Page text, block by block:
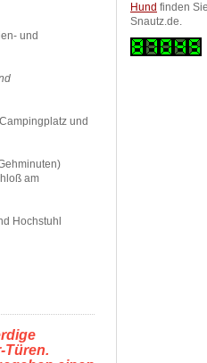
und
und
am
Hochstuhl
Türen.
Hund finden
Snautz.de.